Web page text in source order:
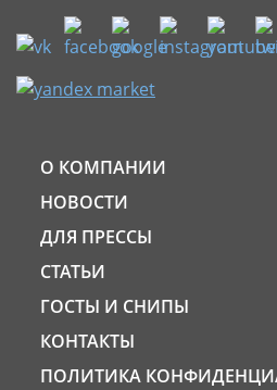
О КОМПАНИИ
НОВОСТИ
ДЛЯ ПРЕССЫ
СТАТЬИ
ГОСТЫ И СНИПЫ
КОНТАКТЫ
ПОЛИТИКА